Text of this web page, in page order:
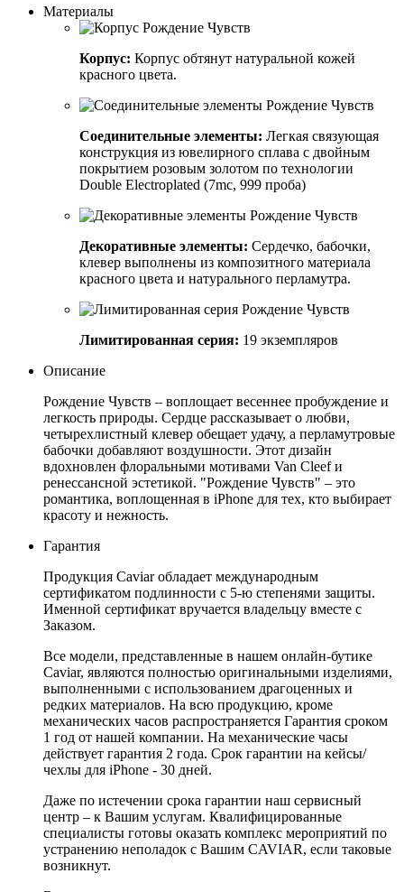
Материалы
Корпус: Корпус обтянут натуральной кожей
красного цвета.
Соединительные элементы: Легкая связующая
конструкция из ювелирного сплава с двойным
покрытием розовым золотом по технологии
Double Electroplated (7mc, 999 проба)
Декоративные элементы: Сердечко, бабочки,
клевер выполнены из композитного материала
красного цвета и натурального перламутра.
Лимитированная серия: 19 экземпляров
Описание
Рождение Чувств – воплощает весеннее пробуждение и
легкость природы. Сердце рассказывает о любви,
четырехлистный клевер обещает удачу, а перламутровые
бабочки добавляют воздушности. Этот дизайн
вдохновлен флоральными мотивами Van Cleef и
ренессансной эстетикой. "Рождение Чувств" – это
романтика, воплощенная в iPhone для тех, кто выбирает
красоту и нежность.
Гарантия
Продукция Caviar обладает международным
сертификатом подлинности с 5-ю степенями защиты.
Именной сертификат вручается владельцу вместе с
Заказом.
Все модели, представленные в нашем онлайн-бутике
Caviar, являются полностью оригинальными изделиями,
выполненными с использованием драгоценных и
редких материалов. На всю продукцию, кроме
механических часов распространяется Гарантия сроком
1 год от нашей компании. На механические часы
действует гарантия 2 года. Срок гарантии на кейсы/
чехлы для iPhone - 30 дней.
Даже по истечении срока гарантии наш сервисный
центр – к Вашим услугам. Квалифицированные
специалисты готовы оказать комплекс мероприятий по
устранению неполадок с Вашим CAVIAR, если таковые
возникнут.